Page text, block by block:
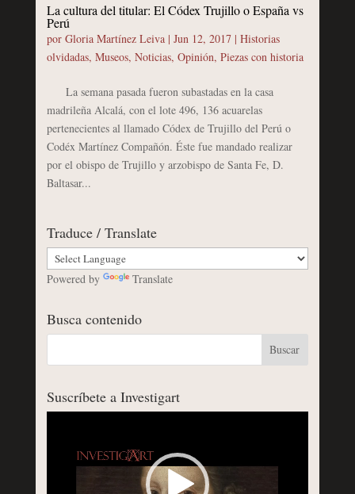
La cultura del titular: El Códex Trujillo o España vs
Perú
por Gloria Martínez Leiva| Jun 12, 2017| Historias
olvidadas, Museos, Noticias, Opinión, Piezas con historia
La semana pasada fueron subastadas en la casa
madrileña Alcalá, con el lote 496, 136 acuarelas
pertenecientes al llamado Códex de Trujillo del Perú o
Codéx Martínez Compañón. Éste fue mandado realizar
por el obispo de Trujillo y arzobispo de Santa Fe, D.
Baltasar...
Traduce / Translate
Powered by Translate
Busca contenido
Suscríbete a Investigart